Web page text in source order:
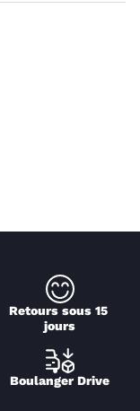
Retours sous 15
jours
Boulanger Drive